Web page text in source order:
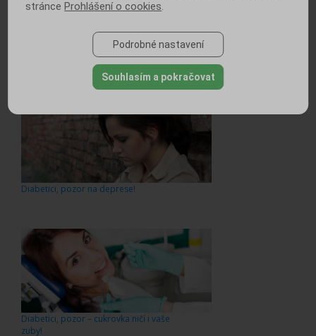
Diabetici, pečujte o své srdce a cévy,
Diabetici, pozor na deprese!
Diabetici, pozor – cukrovka ničí i vaše
zuby!
stránceProhlášení o cookies
Podrobné nastavení
Souhlasím a pokračovat